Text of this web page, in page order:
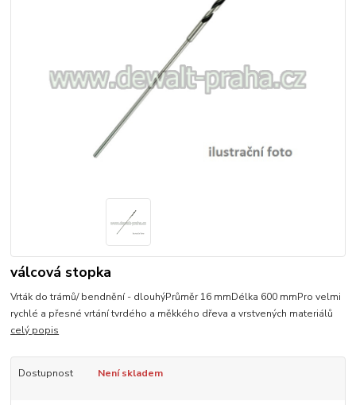
válcová stopka
Vrták do trámů/ bendnění - dlouhýPrůměr 16 mmDélka 600 mmPro velmi
rychlé a přesné vrtání tvrdého a měkkého dřeva a vrstvených materiálů
celý popis
Dostupnost Není skladem